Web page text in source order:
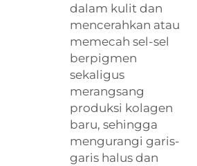
dalam kulit dan
mencerahkan atau
memecah sel-sel
berpigmen
sekaligus
merangsang
produksi kolagen
baru, sehingga
mengurangi garis-
garis halus dan